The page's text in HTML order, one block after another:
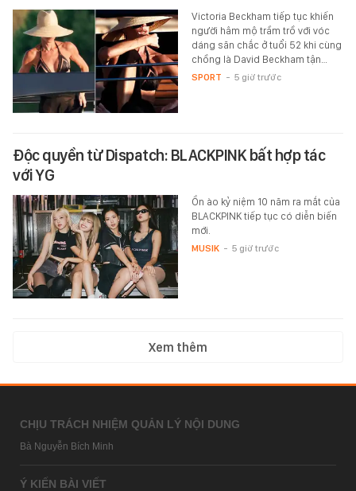
Victoria Beckham tiếp tục khiến
người hâm mộ trầm trồ với vóc
dáng săn chắc ở tuổi 52 khi cùng
chồng là David Beckham tận…
SPORT - 5 giờ trước
Độc quyền từ Dispatch: BLACKPINK bất hợp tác
với YG
Ồn ào kỷ niệm 10 năm ra mắt của
BLACKPINK tiếp tục có diễn biến
mới.
MUSIK - 5 giờ trước
Xem thêm
CHỊU TRÁCH NHIỆM QUẢN LÝ NỘI DUNG
Bà Nguyễn Bích Minh
Ý KIẾN BÀI VIẾT